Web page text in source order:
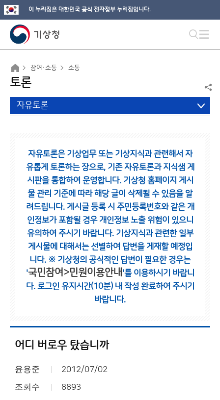
이 누리집은 대한민국 공식 전자정부 누리집입니다.
참여·소통 소통
토론
자유토론
자유토론은 기상업무 또는 기상지식과 관련해서 자
유롭게 토론하는 장으로, 기존 자유토론과 지식샘 게
시판을 통합하여 운영합니다. 기상청 홈페이지 게시
물 관리 기준에 따라 해당 글이 삭제될 수 있음을 알
려드립니다. 게시글 등록 시 주민등록번호와 같은 개
인정보가 포함될 경우 개인정보 노출 위험이 있으니
유의하여 주시기 바랍니다. 기상지식과 관련한 일부
게시물에 대해서는 선별하여 답변을 게재할 예정입
니다. ※ 기상청의 공식적인 답변이 필요한 경우는
'국민참여>민원이용안내 '를 이용하시기 바랍니
다. 로그인 유지시간(10분) 내 작성 완료하여 주시기
바랍니다.
어디 버로우 탔습니까
윤용준 2012/07/02
조회수 8893